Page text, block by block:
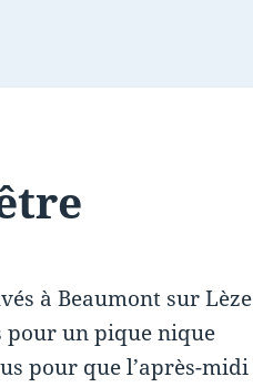
à Beaumont sur Lèze
pour un pique nique
pour que l’après-midi